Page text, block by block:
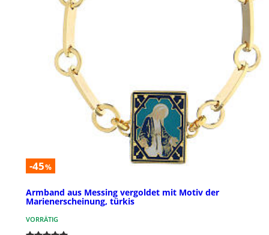
-45%
Armband aus Messing vergoldet mit Motiv der
Marienerscheinung, türkis
VORRÄTIG